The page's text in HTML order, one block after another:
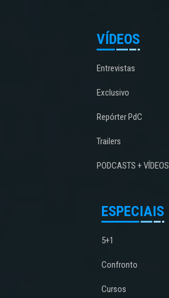
VÍDEOS
Entrevistas
Exclusivo
Repórter PdC
Trailers
PODCASTS + VÍDEOS
ESPECIAIS
5+1
Confronto
Cursos